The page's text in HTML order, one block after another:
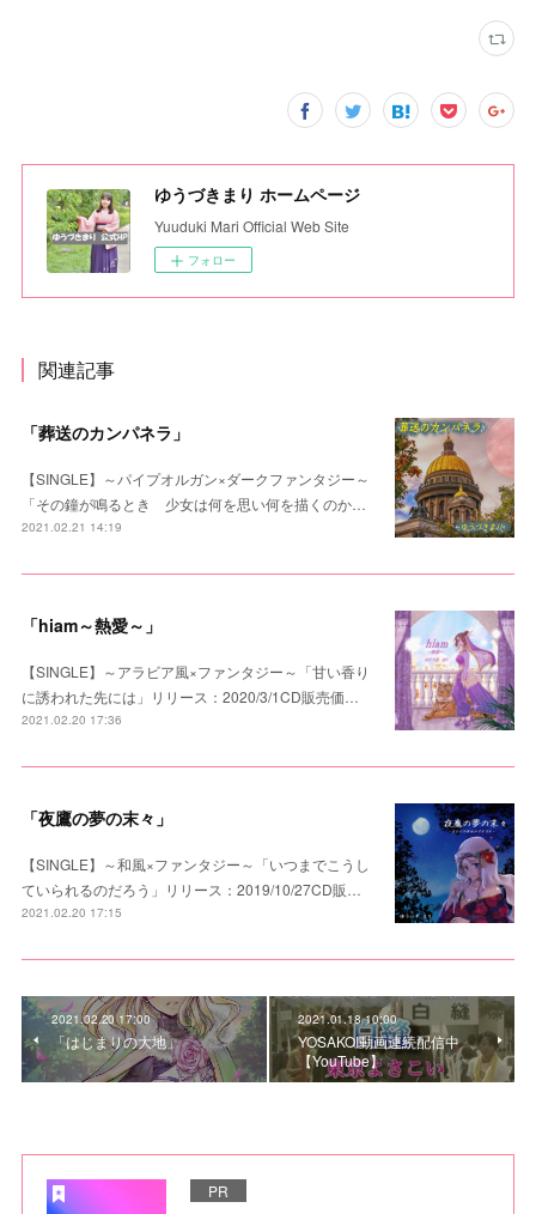
ゆうづきまり ホームページ
Yuuduki Mari Official Web Site
フォロー
関連記事
「葬送のカンパネラ」
【SINGLE】～パイプオルガン×ダークファンタジー～
「その鐘が鳴るとき 少女は何を思い何を描くのか…
2021.02.21 14:19
「hiam～熱愛～」
【SINGLE】～アラビア風×ファンタジー～「甘い香り
に誘われた先には」リリース：2020/3/1CD販売価…
2021.02.20 17:36
「夜鷹の夢の末々」
【SINGLE】～和風×ファンタジー～「いつまでこうし
ていられるのだろう」リリース：2019/10/27CD販…
2021.02.20 17:15
2021.02.20 17:00
「はじまりの大地」
2021.01.18 10:00
YOSAKOI動画連続配信中
【YouTube】
PR